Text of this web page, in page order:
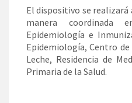
El dispositivo se realizará
manera coordinada
Epidemiología e
Epidemiología, Centro
Leche, Residencia de
Primaria de la Salud.